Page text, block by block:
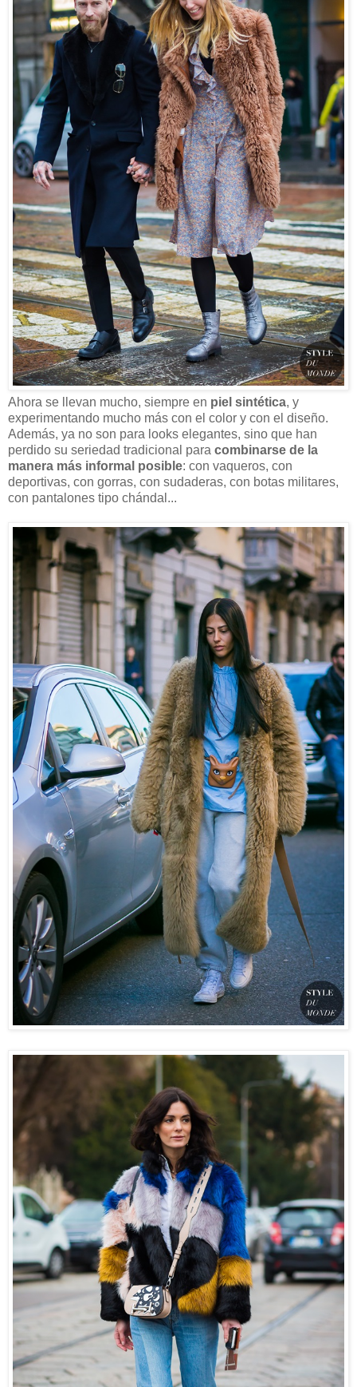
Ahora se llevan mucho, siempre en piel sintética, y
experimentando mucho más con el color y con el diseño.
Además, ya no son para looks elegantes, sino que han
perdido su seriedad tradicional para combinarse de la
manera más informal posible: con vaqueros, con
deportivas, con gorras, con sudaderas, con botas militares,
con pantalones tipo chándal...